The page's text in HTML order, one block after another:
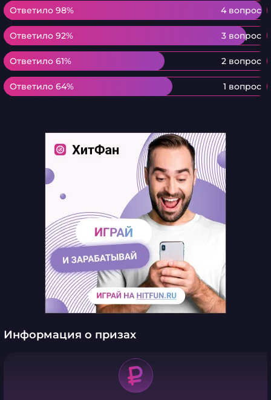
Ответило 98% 4 вопрос
Ответило 98%
Ответило 92% 3 вопрос
Ответило 92%
Ответило 61% 2 вопрос
Ответило 61%
Ответило 64% 1 вопрос
Ответило 64%
Информация о призах